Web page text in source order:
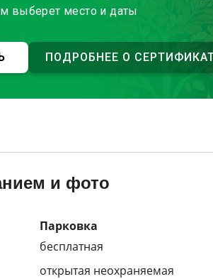
выберет место и даты
ПОДРОБНЕЕ О
и фото
Парковка
бесплатная
открытая неохраняемая